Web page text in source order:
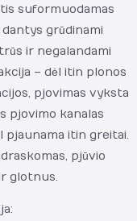
suformuodamas
dantys grūdinami
ir negalandami
– dėl itin plonos
pjovimas vyksta
pjovimo kanalas
pjaunama itin greitai.
pjūvio
glotnus.